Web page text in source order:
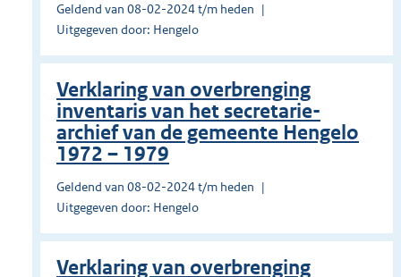
Geldend van 08-02-2024 t/m heden
Uitgegeven door: Hengelo
Verklaring van overbrenging
inventaris van het secretarie-
archief van de gemeente Hengelo
1972 – 1979
Geldend van 08-02-2024 t/m heden
Uitgegeven door: Hengelo
Verklaring van overbrenging